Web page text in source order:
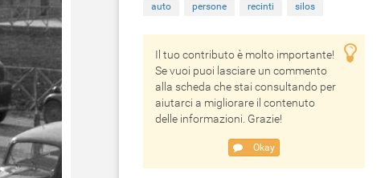
auto persone recinti silos
Il tuo contributo è molto importante!
Se vuoi puoi lasciare un commento
alla scheda che stai consultando per
aiutarci a migliorare il contenuto
delle informazioni. Grazie!
Okay